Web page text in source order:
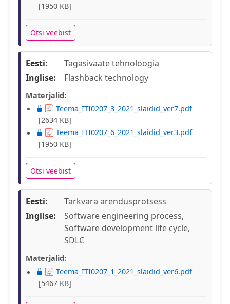
[1950 KB]
Otsi veebist
Eesti:
Tagasivaate tehnoloogia
Inglise:
Flashback technology
Materjalid:
Teema_ITI0207_3_2021_slaidid_ver7.pdf
[2634 KB]
Teema_ITI0207_6_2021_slaidid_ver3.pdf
[1950 KB]
Otsi veebist
Eesti:
Tarkvara arendusprotsess
Inglise:
Software engineering process,
Software development life cycle,
SDLC
Materjalid:
Teema_ITI0207_1_2021_slaidid_ver6.pdf
[5467 KB]